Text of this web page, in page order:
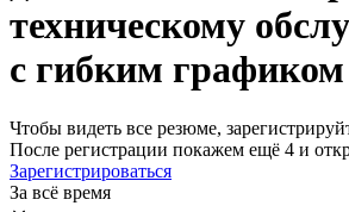
техническому
с гибким
Чтобы видеть все резюме,
После регистрации покажем ещё 4 и
Зарегистрироваться
За всё время